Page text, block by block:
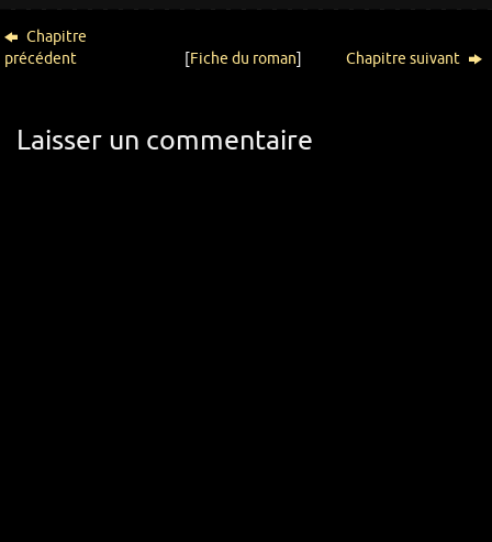
Chapitre
précédent
[Fiche du roman] Chapitre suivant
Laisser un commentaire